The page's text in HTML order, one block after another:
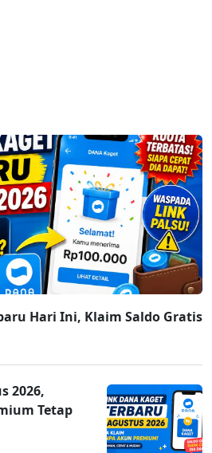
Hari Ini, Klaim Saldo Gratis
2026,
Tetap